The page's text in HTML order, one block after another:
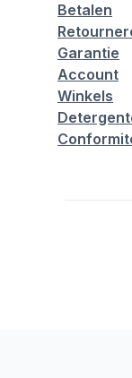
Betalen
Garantie
Account
Winkels